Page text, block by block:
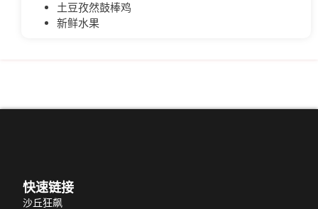
土豆孜然鼓棒鸡
新鲜水果
快速链接
沙丘狂飙